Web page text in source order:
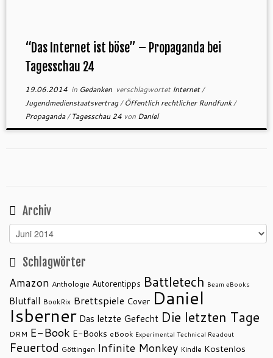
“Das Internet ist böse” – Propaganda bei
Tagesschau 24
19.06.2014in Gedanken verschlagwortet Internet/
Jugendmedienstaatsvertrag/Öffentlich rechtlicher Rundfunk/
Propaganda/Tagesschau 24 von Daniel
Archiv
Archiv
Schlagwörter
Amazon Anthologie Autorentipps Battletech Beam eBooks
Blutfall BookRix Brettspiele Cover Daniel
Isberner Das letzte Gefecht Die letzten Tage
DRM E-Book E-Books eBook Experimental Technical Readout
Feuertod Göttingen Infinite Monkey Kindle Kostenlos